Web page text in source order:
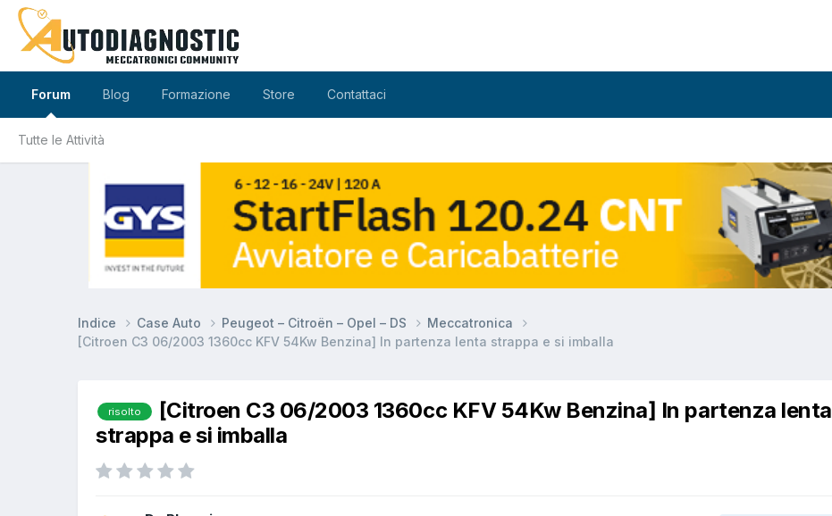
Forum
Tutte le Attività
Blog Formazione Store Contattaci
Indice Case Auto Peugeot – Citroën – Opel – DS
Meccatronica
[Citroen C3 06/2003 1360cc KFV 54Kw Benzina] In partenza lenta strappa e si imballa
risolto
[Citroen C3 06/2003 1360cc KFV 54Kw Benzina] In partenza lenta
strappa e si imballa